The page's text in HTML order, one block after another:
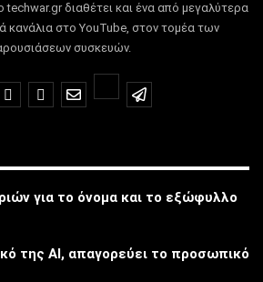
techwar.gr διαθέτει και ένα από μεγαλύτερα
κανάλια στο YouTube, στον τομέα των
συσκευών.
για το όνομα και το εξώφυλλο
της AI, απαγορεύει το προσωπικό